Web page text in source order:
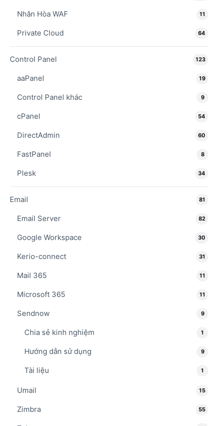
Nhân Hòa WAF 11
Private Cloud 64
Control Panel 123
aaPanel 19
Control Panel khác 9
cPanel 54
DirectAdmin 60
FastPanel 8
Plesk 34
Email 81
Email Server 82
Google Workspace 30
Kerio-connect 31
Mail 365 11
Microsoft 365 11
Sendnow 9
Chia sẻ kinh nghiệm 1
Hướng dẫn sử dụng 9
Tài liệu 1
Umail 15
Zimbra 55